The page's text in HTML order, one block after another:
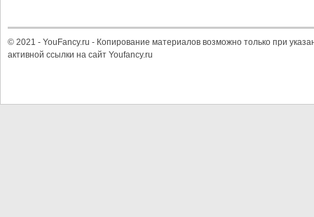
© 2021 - YouFancy.ru - Копирование материалов возможно только при
активной ссылки на сайт Youfancy.ru